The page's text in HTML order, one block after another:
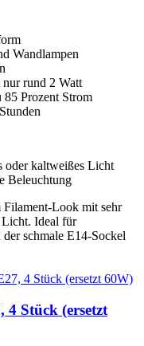
Wandlampen
rund 2 Watt
Prozent Strom
oder kaltweißes Licht
Beleuchtung
Look mit sehr
Ideal für
schmale E14-Sockel
4 Stück (ersetzt